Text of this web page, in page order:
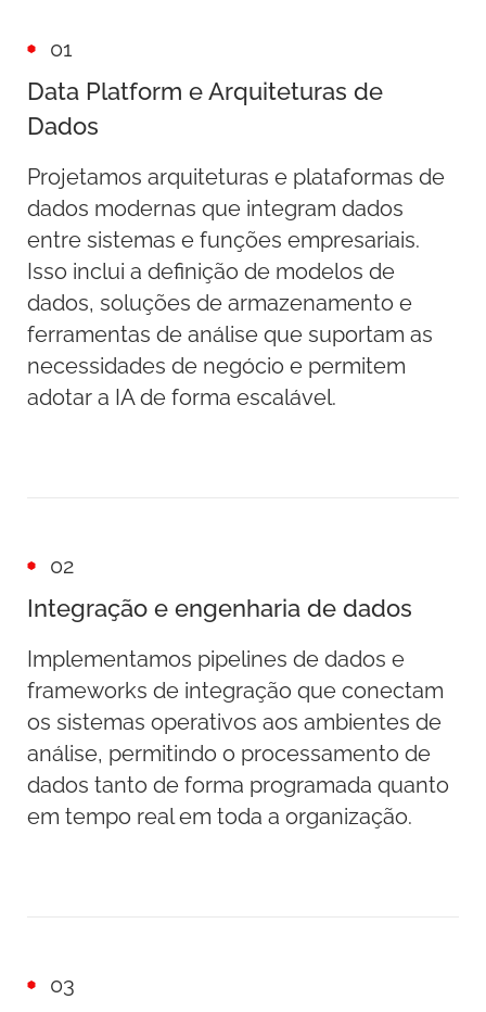
01
Data Platform e Arquiteturas de
Dados
Projetamos arquiteturas e plataformas de
dados modernas que integram dados
entre sistemas e funções empresariais.
Isso inclui a definição de modelos de
dados, soluções de armazenamento e
ferramentas de análise que suportam as
necessidades de negócio e permitem
adotar a IA de forma escalável.
02
Integração e engenharia de dados
Implementamos pipelines de dados e
frameworks de integração que conectam
os sistemas operativos aos ambientes de
análise, permitindo o processamento de
dados tanto de forma programada quanto
em tempo real em toda a organização.
03